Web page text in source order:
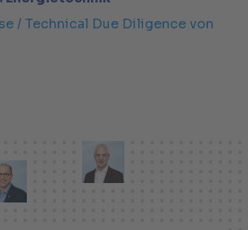
/ Technical Due Diligence von